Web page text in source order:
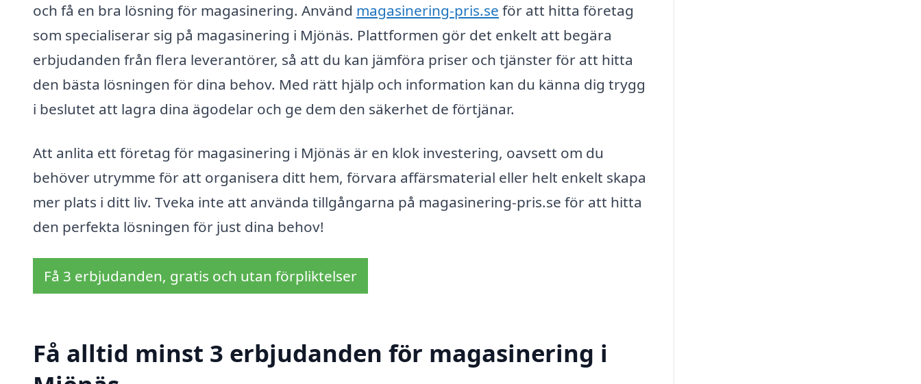
och få en bra lösning för magasinering. Använd magasinering-pris.se för att hitta företag
som specialiserar sig på magasinering i Mjönäs. Plattformen gör det enkelt att begära
erbjudanden från flera leverantörer, så att du kan jämföra priser och tjänster för att hitta
den bästa lösningen för dina behov. Med rätt hjälp och information kan du känna dig trygg
i beslutet att lagra dina ägodelar och ge dem den säkerhet de förtjänar.
Att anlita ett företag för magasinering i Mjönäs är en klok investering, oavsett om du
behöver utrymme för att organisera ditt hem, förvara affärsmaterial eller helt enkelt skapa
mer plats i ditt liv. Tveka inte att använda tillgångarna på magasinering-pris.se för att hitta
den perfekta lösningen för just dina behov!
Få 3 erbjudanden, gratis och utan förpliktelser
Få alltid minst 3 erbjudanden för magasinering i